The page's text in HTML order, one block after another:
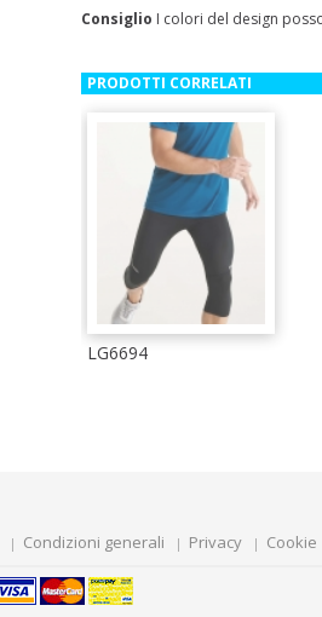
Consiglio I colori del design
PRODOTTI CORRELATI
LG6694
Condizioni generali Privacy Cookie